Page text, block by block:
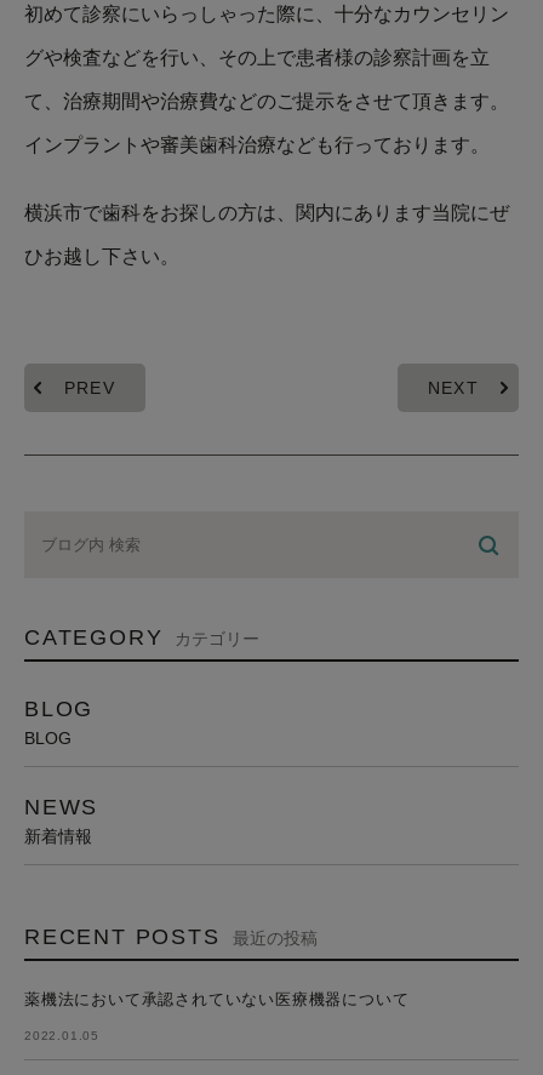
初めて診察にいらっしゃった際に、十分なカウンセリン
グや検査などを行い、その上で患者様の診察計画を立
て、治療期間や治療費などのご提示をさせて頂きます。
インプラントや審美歯科治療なども行っております。
横浜市で歯科をお探しの方は、関内にあります当院にぜ
ひお越し下さい。
PREV NEXT
CATEGORY カテゴリー
BLOG
BLOG
NEWS
新着情報
RECENT POSTS 最近の投稿
薬機法において承認されていない医療機器について
2022.01.05